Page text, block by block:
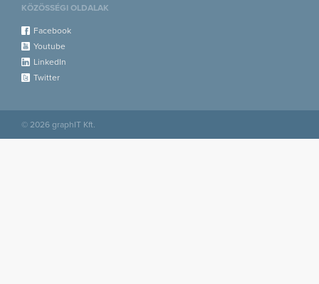
KÖZÖSSÉGI OLDALAK
Facebook
Youtube
LinkedIn
Twitter
© 2026 graphIT Kft.